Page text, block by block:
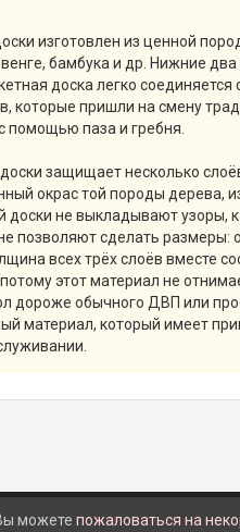
изготовлен из ценной
бамбука и др. Нижние
доска легко
которые пришли на смену
помощью паза и гребня.
защищает несколько
окрас той породы дерева,
доски не выкладывают узоры,
позволяют сделать размеры:
всех трёх слоёв вместе
этот материал не
дороже обычного ДВП или
материал, который имеет
можете пожаловаться на